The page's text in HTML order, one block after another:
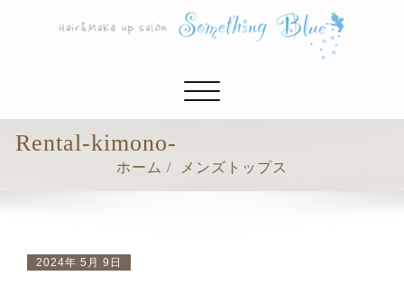
ナ
シ
ョ
Rental-kimono-
ホーム メンズトップス
2024年 5月 9日